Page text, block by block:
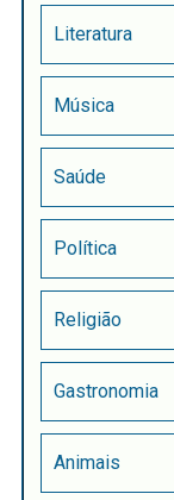
Literatura
Música
Saúde
Política
Religião
Gastronomia
Animais